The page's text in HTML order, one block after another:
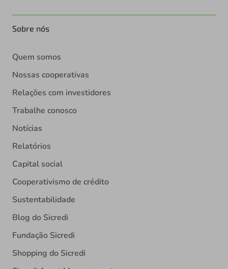
Sobre nós
Quem somos
Nossas cooperativas
Relações com investidores
Trabalhe conosco
Notícias
Relatórios
Capital social
Cooperativismo de crédito
Sustentabilidade
Blog do Sicredi
Fundação Sicredi
Shopping do Sicredi